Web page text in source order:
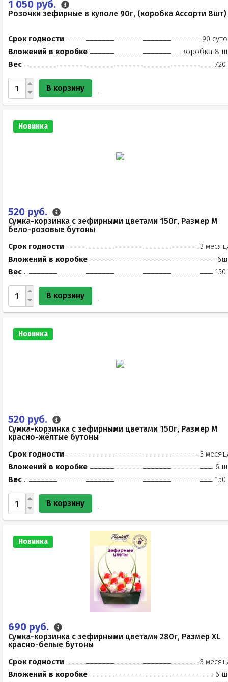
1 050 руб.
Розочки зефирные в куполе 90г, (коробка Ассорти 8шт)
Срок годности
90
Вложений в коробке
коробка 8
Вес
720
В корзину
Новинка
520 руб.
Сумка-корзинка с зефирными цветами 150г, Размер М
бело-розовые бутоны
Срок годности
3
Вложений в коробке
Вес
150
В корзину
Новинка
520 руб.
Сумка-корзинка с зефирными цветами 150г, Размер М
красно-жёлтые бутоны
Срок годности
3
Вложений в коробке
6
Вес
150
В корзину
Новинка
690 руб.
Сумка-корзинка с зефирными цветами 280г, Размер XL
красно-белые бутоны
Срок годности
3
Вложений в коробке
6